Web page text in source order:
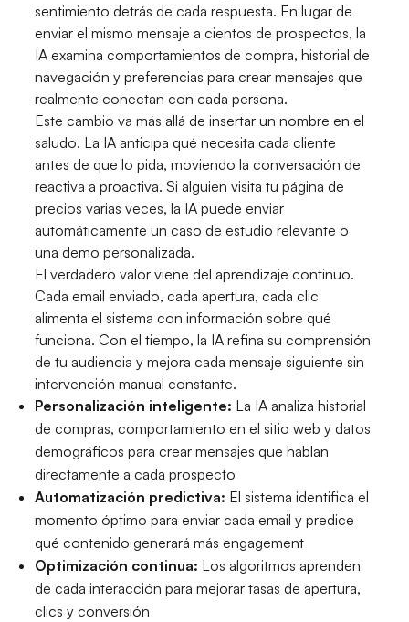
sentimiento detrás de cada respuesta. En lugar de
enviar el mismo mensaje a cientos de prospectos, la
IA examina comportamientos de compra, historial de
navegación y preferencias para crear mensajes que
realmente conectan con cada persona.
Este cambio va más allá de insertar un nombre en el
saludo. La IA anticipa qué necesita cada cliente
antes de que lo pida, moviendo la conversación de
reactiva a proactiva. Si alguien visita tu página de
precios varias veces, la IA puede enviar
automáticamente un caso de estudio relevante o
una demo personalizada.
El verdadero valor viene del aprendizaje continuo.
Cada email enviado, cada apertura, cada clic
alimenta el sistema con información sobre qué
funciona. Con el tiempo, la IA refina su comprensión
de tu audiencia y mejora cada mensaje siguiente sin
intervención manual constante.
Personalización inteligente: La IA analiza historial
de compras, comportamiento en el sitio web y datos
demográficos para crear mensajes que hablan
directamente a cada prospecto
Automatización predictiva: El sistema identifica el
momento óptimo para enviar cada email y predice
qué contenido generará más engagement
Optimización continua: Los algoritmos aprenden
de cada interacción para mejorar tasas de apertura,
clics y conversión